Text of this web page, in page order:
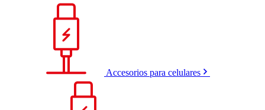
Accesorios para celulares